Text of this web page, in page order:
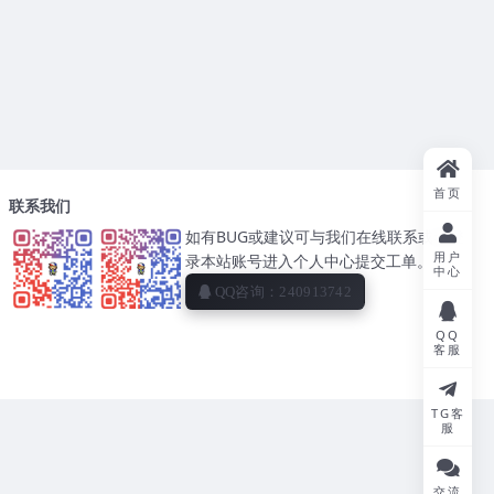
联系我们
如有BUG或建议可与我们在线联系或者登
录本站账号进入个人中心提交工单。
QQ咨询：240913742
首页
用户
中心
QQ
客服
TG客
服